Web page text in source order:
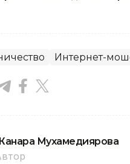
Интернет-
Мухамедиярова